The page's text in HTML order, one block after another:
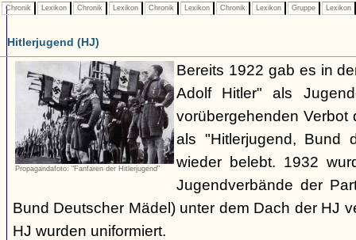
Chronik Lexikon Chronik Lexikon Chronik Lexikon Chronik Lexikon Gruppe Lexikon
Hitlerjugend (HJ)
Propagandafoto: "Fanfaren der Hitlerjugend"
Bereits 1922 gab es in
Adolf Hitler" als
vorübergehenden Verbot
als "Hitlerjugend, Bund
wieder belebt. 1932
Jugendverbände der
Bund Deutscher Mädel) unter dem Dach der HJ
HJ wurden uniformiert.